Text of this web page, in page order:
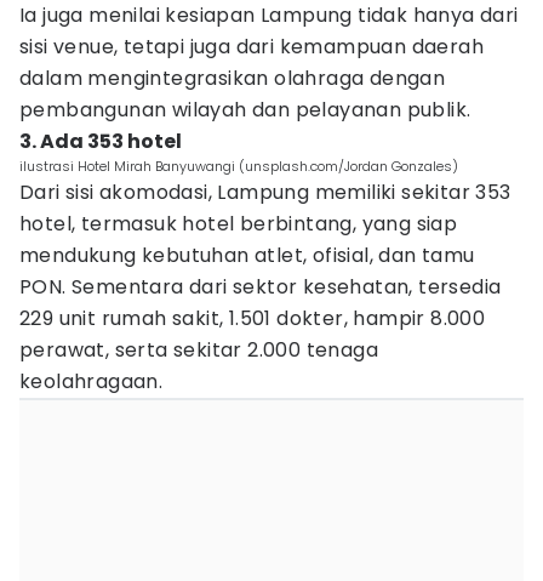
Ia juga menilai kesiapan Lampung tidak hanya dari
sisi venue, tetapi juga dari kemampuan daerah
dalam mengintegrasikan olahraga dengan
pembangunan wilayah dan pelayanan publik.
3. Ada 353 hotel
ilustrasi Hotel Mirah Banyuwangi (unsplash.com/Jordan Gonzales)
Dari sisi akomodasi, Lampung memiliki sekitar 353
hotel, termasuk hotel berbintang, yang siap
mendukung kebutuhan atlet, ofisial, dan tamu
PON. Sementara dari sektor kesehatan, tersedia
229 unit rumah sakit, 1.501 dokter, hampir 8.000
perawat, serta sekitar 2.000 tenaga
keolahragaan.